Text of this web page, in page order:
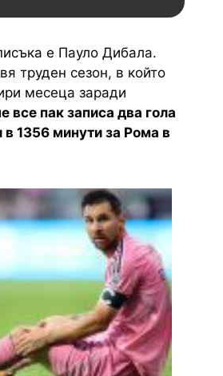
е Пауло Дибала.
труден сезон, в който
месеца заради
все пак записа два гола
в 1356 минути за Рома в